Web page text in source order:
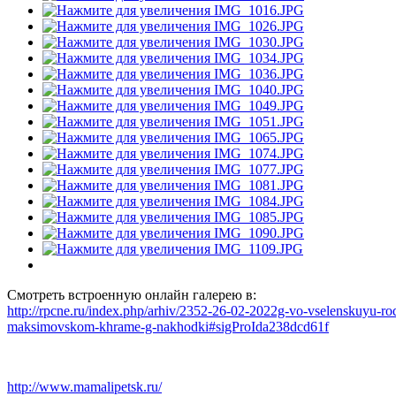
Смотреть встроенную онлайн галерею в:
http://rpcne.ru/index.php/arhiv/2352-26-02-2022g-vo-vselenskuyu-
maksimovskom-khrame-g-nakhodki#sigProIda238dcd61f
http://www.mamalipetsk.ru/